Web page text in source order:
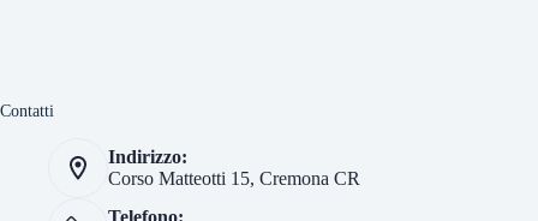
Contatti
Indirizzo:
Corso Matteotti 15, Cremona CR
Telefono: